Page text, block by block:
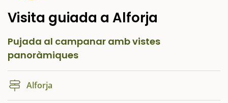
Visita guiada a Alforja
Pujada al campanar amb vistes
panoràmiques
Alforja